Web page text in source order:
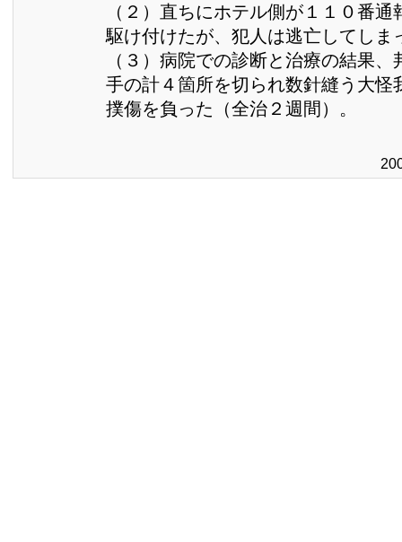
（２）直ちにホテル側が１１０番
駆け付けたが、犯人は逃亡してしま
（３）病院での診断と治療の結果
手の計４箇所を切られ数針縫う大怪
撲傷を負った（全治２週間）。